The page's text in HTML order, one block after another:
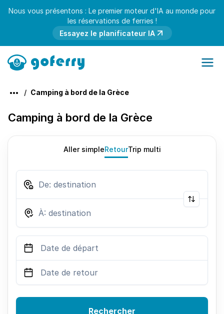
Nous vous présentons : Le premier moteur d'IA au monde pour
les réservations de ferries !
Essayez le planificateur IA
Camping à bord de la Grèce
Camping à bord de la Grèce
Aller simpleRetourTrip multi
Rechercher